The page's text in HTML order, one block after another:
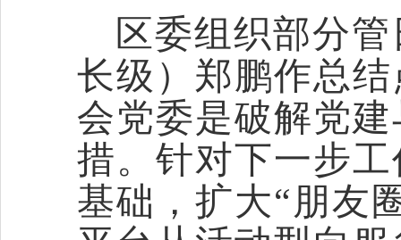
区委组织部分
长级）郑鹏作总
会党委是破解党
措。针对下一步
基础，扩大“朋友